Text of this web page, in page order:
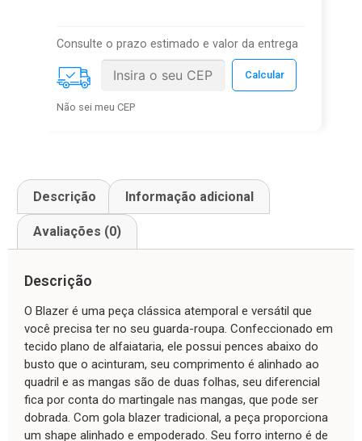
Consulte o prazo estimado e valor da entrega
Não sei meu CEP
Descrição Informação adicional
Avaliações (0)
Descrição
O Blazer é uma peça clássica atemporal e versátil que
você precisa ter no seu guarda-roupa. Confeccionado em
tecido plano de alfaiataria, ele possui pences abaixo do
busto que o acinturam, seu comprimento é alinhado ao
quadril e as mangas são de duas folhas, seu diferencial
fica por conta do martingale nas mangas, que pode ser
dobrada. Com gola blazer tradicional, a peça proporciona
um shape alinhado e empoderado. Seu forro interno é de